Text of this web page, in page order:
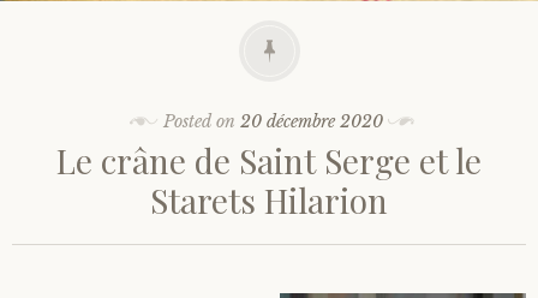
Posted on 20 décembre 2020
Le crâne de Saint Serge et le
Starets Hilarion